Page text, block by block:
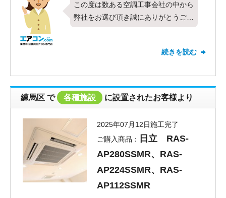
この度は数ある空調工事会社の中から
弊社をお選び頂き誠にありがとうござ
います。今回は東芝製業務用エアコン
トお取り付けさせて頂きました。対応
けてとても嬉しく思います。初めて弊
社をご利用頂くお客様にも安心してご
相談いただけるよう迅速な対応を心が
けております。これからも全てのお客
様に満足頂けるよう社員一同努めて参
りたいと思います。新しくお取り付け
したエアコンの調子はいかがでしょう
か？弊社ではお取り付けしたエアコン
続きを読む
練馬区 で 各種施設 に設置されたお客様より
2025年07月12日施工完了
ご購入商品：
日立 RAS-
AP280SSMR、RAS-
AP224SSMR、RAS-
AP112SSMR